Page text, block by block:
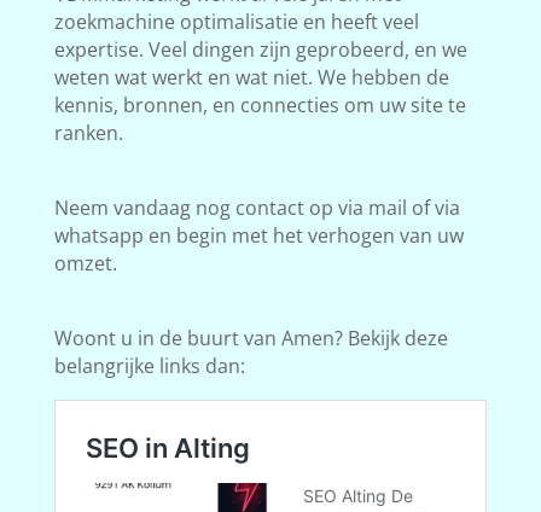
zoekmachine optimalisatie en heeft veel
expertise. Veel dingen zijn geprobeerd, en we
weten wat werkt en wat niet. We hebben de
kennis, bronnen, en connecties om uw site te
ranken.
Neem vandaag nog contact op via mail of via
whatsapp en begin met het verhogen van uw
omzet.
Woont u in de buurt van Amen? Bekijk deze
belangrijke links dan: